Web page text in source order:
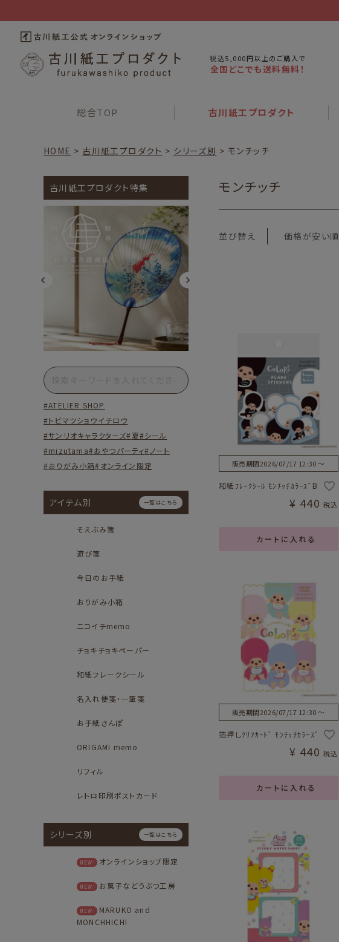
税込5,000円以上のご購入で
全国どこでも送料無料！
総合TOP 古川紙工プロダクト
HOME 古川紙工プロダクト シリーズ別 モンチッチ
古川紙工プロダクト特集
ATELIER SHOP
トビマツショウイチロウ
サンリオキャラクターズ 夏
シール
mizutama
おやつパーティ ノート
おりがみ小箱 オンライン限定
アイテム別 一覧はこちら
そえぶみ箋
遊び箋
今日のお手紙
おりがみ小箱
ニコイチmemo
チョキチョキペーパー
和紙フレークシール
名入れ便箋・一筆箋
お手紙さんぽ
ORIGAMI memo
リフィル
レトロ印刷ポストカード
シリーズ別 一覧はこちら
NEW! オンラインショップ限定
NEW! お菓子などうぶつ工房
NEW!
MARUKO and
MONCHHICHI
モンチッチ
並び替え 価格が安い順
販売期間2026/07/17 12:30 〜
和紙ﾌﾚｰｸｼｰﾙ ﾓﾝﾁｯﾁｶﾗｰｽﾞB
カートに入れる
¥ 440 税込
販売期間2026/07/17 12:30 〜
箔押しｸﾘｱｶｰﾄﾞ ﾓﾝﾁｯﾁｶﾗｰｽﾞ
カートに入れる
¥ 440 税込